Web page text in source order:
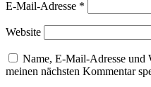
E-Mail-Adresse *
Website
Name, E-Mail-Adresse und
meinen nächsten Kommentar